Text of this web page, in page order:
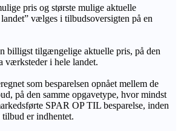
pris og største mulige aktuelle
vælges i tilbudsoversigten på en
billigst tilgængelige aktuelle pris, på den
værksteder i hele landet.
som besparelsen opnået mellem de
på den samme opgavetype, hvor mindst
SPAR OP TIL besparelse, inden
er indhentet.